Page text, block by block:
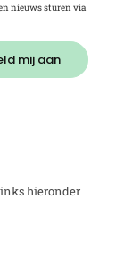
nieuws sturen via
mij aan
hieronder